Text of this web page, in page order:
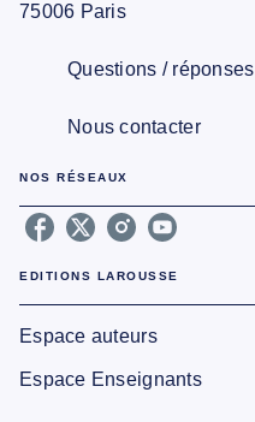
75006 Paris
Questions / réponses
Nous contacter
NOS RÉSEAUX
EDITIONS LAROUSSE
Espace auteurs
Espace Enseignants